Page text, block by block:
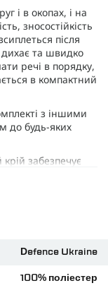
і в окопах, і на
зносостійкість
після
та швидко
речі в порядку,
в компактний
з іншими
до будь-яких
забезпечує
зручно
змагатися з
не трапився
Defence Ukraine
100% поліестер